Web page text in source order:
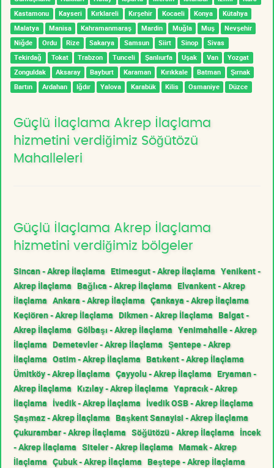
Kastamonu
Kayseri Kırklareli Kırşehir Kocaeli Konya
Kütahya
Malatya
Manisa Kahramanmaraş Mardin Muğla Muş
Nevşehir
Niğde
Ordu Rize Sakarya Samsun Siirt Sinop
Sivas
Tekirdağ
Tokat Trabzon Tunceli Şanlıurfa Uşak Van
Yozgat
Zonguldak
Aksaray Bayburt Karaman Kırıkkale Batman
Şırnak
Bartın
Ardahan Iğdır Yalova Karabük Kilis Osmaniye Düzce
Güçlü İlaçlama Akrep İlaçlama
hizmetini verdiğimiz Söğütözü
Mahalleleri
Güçlü İlaçlama Akrep İlaçlama
hizmetini verdiğimiz bölgeler
Sincan - Akrep İlaçlama Etimesgut - Akrep İlaçlama Yenikent -
Akrep İlaçlama Bağlıca - Akrep İlaçlama Elvankent - Akrep
İlaçlama Ankara - Akrep İlaçlama Çankaya - Akrep İlaçlama
Keçiören - Akrep İlaçlama Dikmen - Akrep İlaçlama Balgat -
Akrep İlaçlama Gölbaşı - Akrep İlaçlama Yenimahalle - Akrep
İlaçlama Demetevler - Akrep İlaçlama Şentepe - Akrep
İlaçlama Ostim - Akrep İlaçlama Batıkent - Akrep İlaçlama
Ümitköy - Akrep İlaçlama Çayyolu - Akrep İlaçlama Eryaman -
Akrep İlaçlama Kızılay - Akrep İlaçlama Yapracık - Akrep
İlaçlama İvedik - Akrep İlaçlama İvedik OSB - Akrep İlaçlama
Şaşmaz - Akrep İlaçlama Başkent Sanayisi - Akrep İlaçlama
Çukurambar - Akrep İlaçlama Söğütözü - Akrep İlaçlama İncek
- Akrep İlaçlama Siteler - Akrep İlaçlama Mamak - Akrep
İlaçlama Çubuk - Akrep İlaçlama Beştepe - Akrep İlaçlama